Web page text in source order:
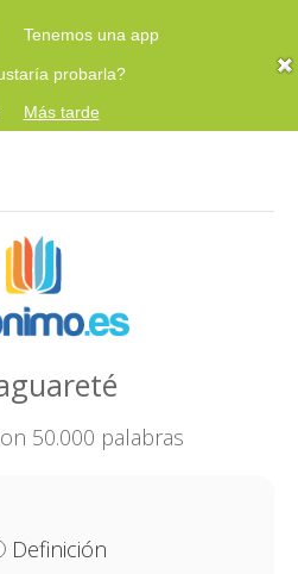
Tenemos una app
probarla?
Más tarde
50.000 palabras
Definición